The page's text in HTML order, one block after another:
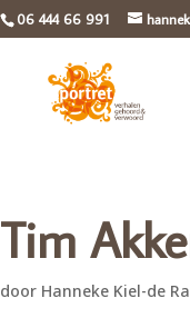
06 444 66 991
Tim
door Hanneke Kiel-de